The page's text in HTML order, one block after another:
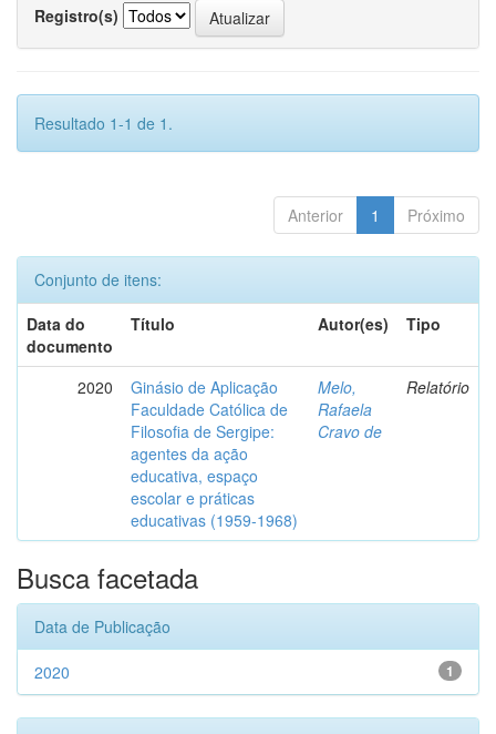
Registro(s)
Resultado 1-1 de 1.
Anterior 1 Próximo
Conjunto de itens:
Data do
documento
Título Autor(es) Tipo
2020
Ginásio de Aplicação
Faculdade Católica de
Filosofia de Sergipe:
agentes da ação
educativa, espaço
escolar e práticas
educativas (1959-1968)
Melo,
Rafaela
Cravo de
Relatório
Busca facetada
Data de Publicação
1
2020